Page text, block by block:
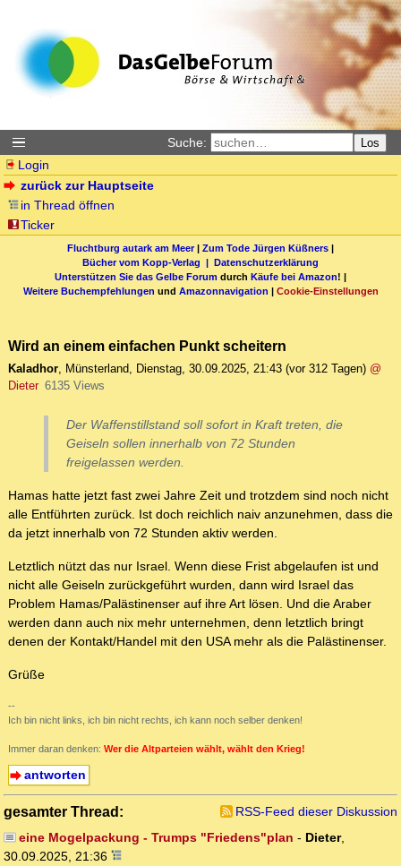
Suche: Los
Login
zurück zur Hauptseite
in Thread öffnen
Ticker
Fluchtburg autark am Meer| Zum Tode Jürgen Küßners |
Bücher vom Kopp-Verlag | Datenschutzerklärung
Unterstützen Sie das Gelbe Forum durch Käufe bei Amazon! |
Weitere Buchempfehlungen und Amazonnavigation | Cookie-Einstellungen
Wird an einem einfachen Punkt scheitern
Kaladhor, Münsterland, Dienstag, 30.09.2025, 21:43 (vor 312 Tagen) @
Dieter 6135 Views
Der Waffenstillstand soll sofort in Kraft treten, die
Geiseln sollen innerhalb von 72 Stunden
freigelassen werden.
Hamas hatte jetzt fast zwei Jahre Zeit und trotzdem sind noch nicht
alle Entführten zurück. Ist doch reichlich naiv anzunehmen, dass die
da jetzt innerhalb von 72 Stunden aktiv werden.
Letztlich nützt das nur Israel. Wenn diese Frist abgelaufen ist und
nicht alle Geiseln zurückgeführt wurden, dann wird Israel das
Problem Hamas/Palästinenser auf ihre Art lösen. Und die Araber
werden dann auch nix mehr unternehmen, denn letztlich bringt
denen der Kontakt/Handel mit den USA mehr als die Palästinenser.
Grüße
--
Ich bin nicht links, ich bin nicht rechts, ich kann noch selber denken!
Immer daran denken: Wer die Altparteien wählt, wählt den Krieg!
antworten
gesamter Thread:
RSS-Feed dieser Diskussion
eine Mogelpackung - Trumps "Friedens"plan - Dieter,
30.09.2025, 21:36